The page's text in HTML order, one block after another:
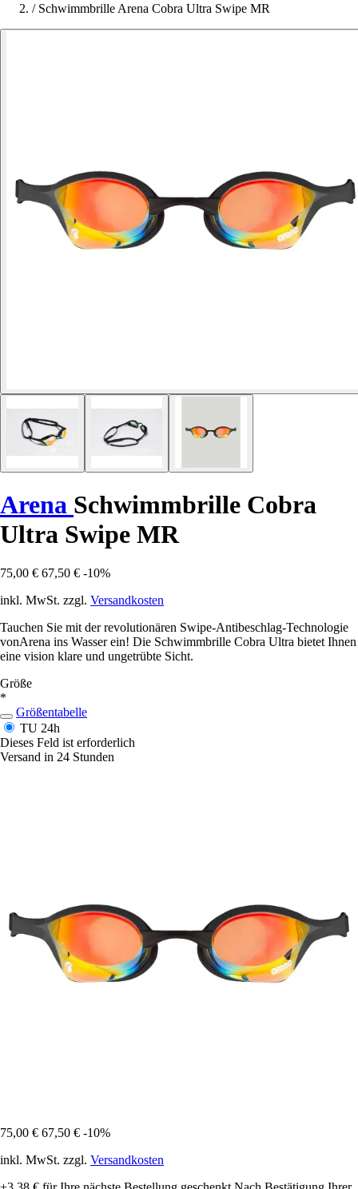
/ Schwimmbrille Arena Cobra Ultra Swipe MR
Arena Schwimmbrille Cobra
Ultra Swipe MR
75,00 € 67,50 € -10%
inkl. MwSt. zzgl. Versandkosten
Tauchen Sie mit der revolutionären Swipe-Antibeschlag-Technologie
vonArena ins Wasser ein! Die Schwimmbrille Cobra Ultra bietet Ihnen
eine vision klare und ungetrübte Sicht.
Größe
*
Größentabelle
TU 24h
Dieses Feld ist erforderlich
Versand in 24 Stunden
75,00 € 67,50 € -10%
inkl. MwSt. zzgl. Versandkosten